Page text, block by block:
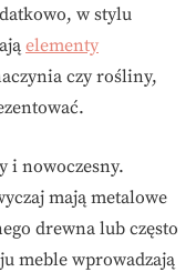
w stylu
elementy
czy rośliny,
i nowoczesny.
mają metalowe
drewna lub często
meble wprowadzają